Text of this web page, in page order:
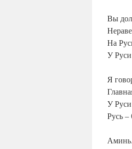
Вы
На
У
Я
У Руси
Русь –
Аминь.